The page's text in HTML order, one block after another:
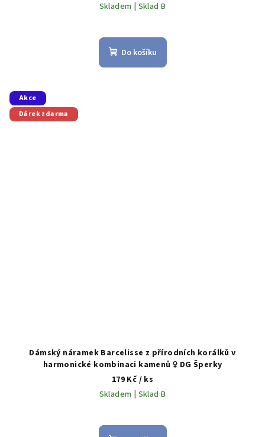
Skladem | Sklad B
Do košíku
Akce
Dárek zdarma
Dámský náramek Barcelisse z přírodních korálků v
harmonické kombinaci kamenů ♀️ DG Šperky
179 Kč / ks
Skladem | Sklad B